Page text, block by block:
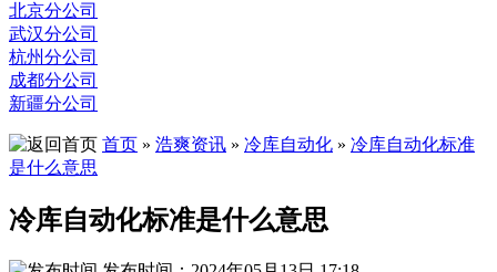
北京分公司
武汉分公司
杭州分公司
成都分公司
新疆分公司
首页 » 浩爽资讯 » 冷库自动化 » 冷库自动化标准
是什么意思
冷库自动化标准是什么意思